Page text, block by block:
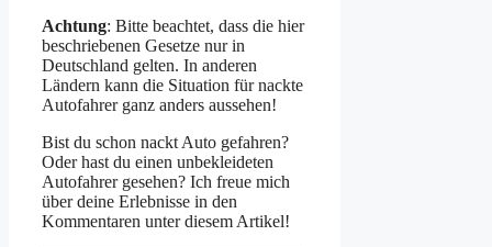
Achtung: Bitte beachtet, dass die hier
beschriebenen Gesetze nur in
Deutschland gelten. In anderen
Ländern kann die Situation für nackte
Autofahrer ganz anders aussehen!
Bist du schon nackt Auto gefahren?
Oder hast du einen unbekleideten
Autofahrer gesehen? Ich freue mich
über deine Erlebnisse in den
Kommentaren unter diesem Artikel!